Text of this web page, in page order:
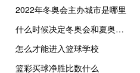
2022年冬奥会主办城市是哪里
什么时候决定冬奥会和夏奥会不在同一年举行
怎么才能进入篮球学校
篮彩买球净胜比数什么